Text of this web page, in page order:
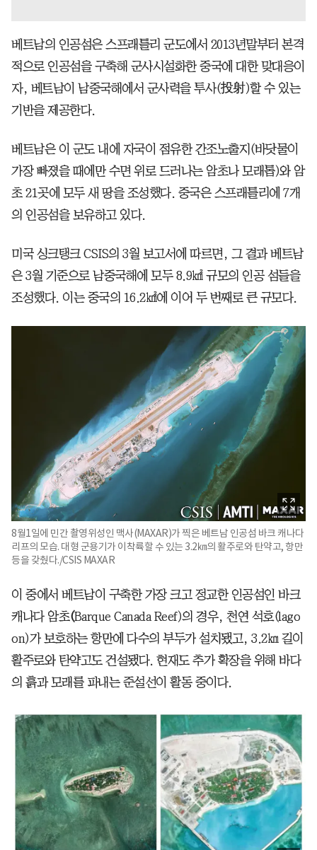
베트남의 인공섬은 스프래틀리 군도에서 2013년말부터 본격
적으로 인공섬을 구축해 군사시설화한 중국에 대한 맞대응이
자, 베트남이 남중국해에서 군사력을 투사(投射)할 수 있는
기반을 제공한다.
베트남은 이 군도 내에 자국이 점유한 간조노출지(바닷물이
가장 빠졌을 때에만 수면 위로 드러나는 암초나 모래톱)와 암
초 21곳에 모두 새 땅을 조성했다. 중국은 스프래틀리에 7개
의 인공섬을 보유하고 있다.
미국 싱크탱크 CSIS의 3월 보고서에 따르면, 그 결과 베트남
은 3월 기준으로 남중국해에 모두 8.9㎢ 규모의 인공 섬들을
조성했다. 이는 중국의 16.2㎢에 이어 두 번째로 큰 규모다.
8월1일에 민간 촬영위성인 맥사(MAXAR)가 찍은 베트남 인공섬 바크 캐나다
리프의 모습. 대형 군용기가 이착륙할 수 있는 3.2㎞의 활주로와 탄약고, 항만
등을 갖췄다./CSIS MAXAR
이 중에서 베트남이 구축한 가장 크고 정교한 인공섬인 바크
캐나다 암초(Barque Canada Reef)의 경우, 천연 석호(lago
on)가 보호하는 항만에 다수의 부두가 설치됐고, 3.2㎞ 길이
활주로와 탄약고도 건설됐다. 현재도 추가 확장을 위해 바다
의 흙과 모래를 파내는 준설선이 활동 중이다.